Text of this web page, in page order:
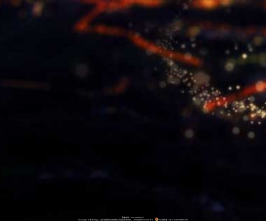
客服电话：021-61559977
Copyright ©换手率App 上海利莫网络科技有限公司保留所有权利。沪ICP备15042431号-1 沪公网安备：31011402008156号